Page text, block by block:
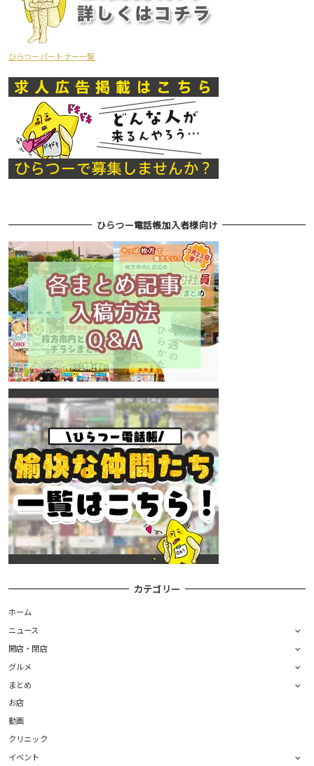
ひらつーパートナー一覧
ひらつー電話帳加入者様向け
カテゴリー
ホーム
ニュース
開店・閉店
グルメ
まとめ
お店
動画
クリニック
イベント